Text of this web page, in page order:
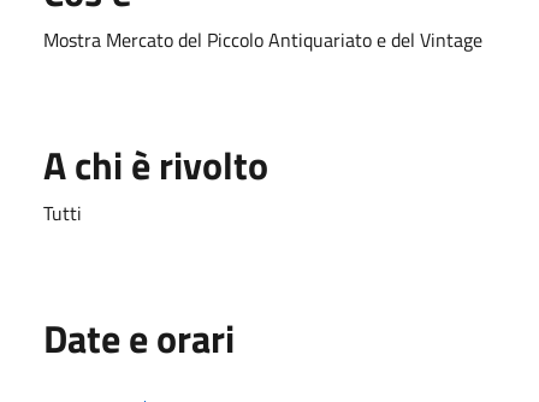
Mostra Mercato del Piccolo Antiquariato e del Vintage
A chi è rivolto
Tutti
Date e orari